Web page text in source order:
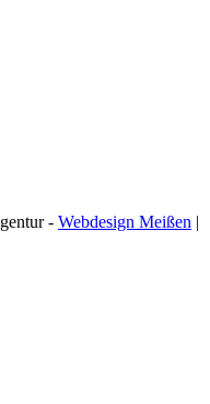
- Webdesign Meißen |